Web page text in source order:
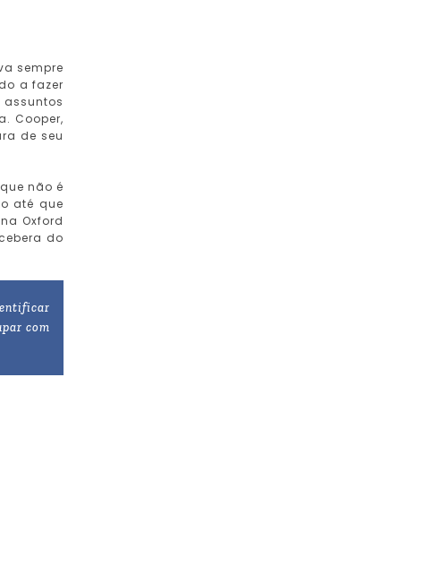
sempre
a fazer
Cooper,
de seu
não é
até que
Oxford
do
com